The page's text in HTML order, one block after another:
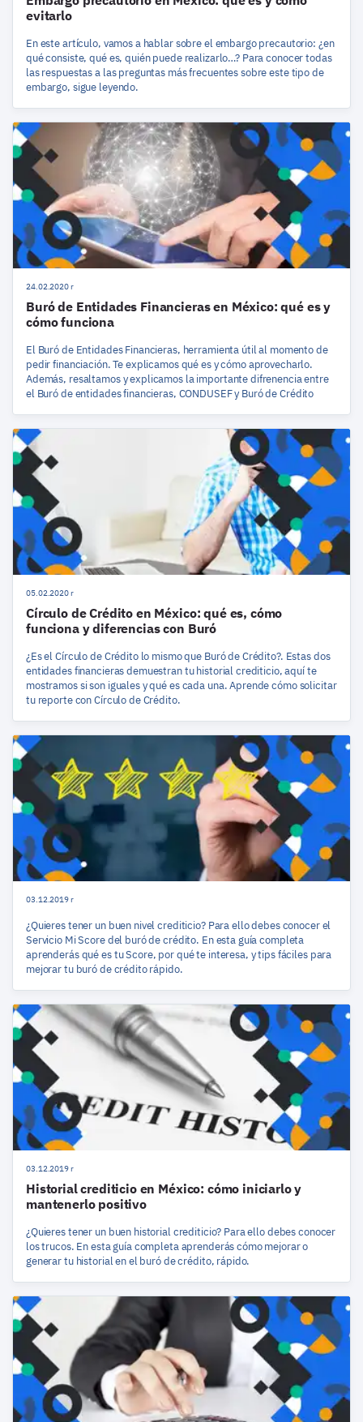
evitarlo
En este artículo, vamos a hablar sobre el embargo precautorio: ¿en
qué consiste, qué es, quién puede realizarlo…? Para conocer todas
las respuestas a las preguntas más frecuentes sobre este tipo de
embargo, sigue leyendo.
24.02.2020 r
Buró de Entidades Financieras en México: qué es y
cómo funciona
El Buró de Entidades Financieras, herramienta útil al momento de
pedir financiación. Te explicamos qué es y cómo aprovecharlo.
Además, resaltamos y explicamos la importante difrenencia entre
el Buró de entidades financieras, CONDUSEF y Buró de Crédito
05.02.2020 r
Círculo de Crédito en México: qué es, cómo
funciona y diferencias con Buró
¿Es el Círculo de Crédito lo mismo que Buró de Crédito?. Estas dos
entidades financieras demuestran tu historial crediticio, aquí te
mostramos si son iguales y qué es cada una. Aprende cómo solicitar
tu reporte con Círculo de Crédito.
03.12.2019 r
¿Quieres tener un buen nivel crediticio? Para ello debes conocer el
Servicio Mi Score del buró de crédito. En esta guía completa
aprenderás qué es tu Score, por qué te interesa, y tips fáciles para
mejorar tu buró de crédito rápido.
03.12.2019 r
Historial crediticio en México: cómo iniciarlo y
mantenerlo positivo
¿Quieres tener un buen historial crediticio? Para ello debes conocer
los trucos. En esta guía completa aprenderás cómo mejorar o
generar tu historial en el buró de crédito, rápido.